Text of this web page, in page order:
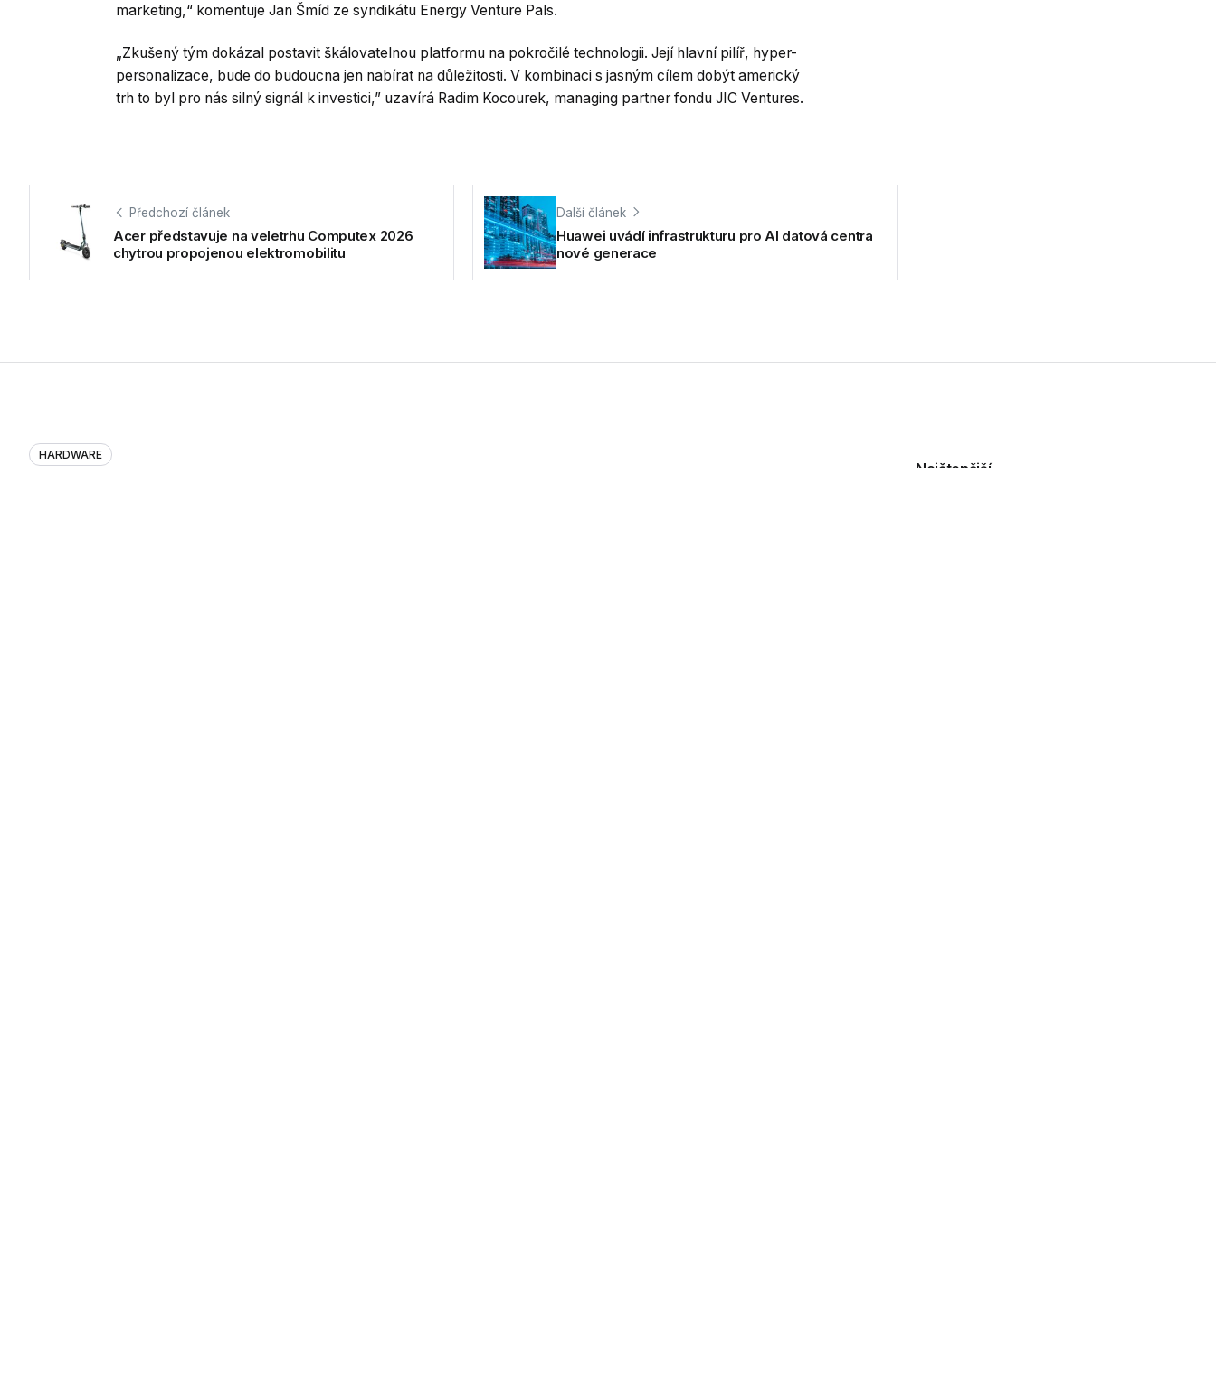
marketing,“ komentuje Jan Šmíd ze syndikátu Energy Venture Pals.
„Zkušený tým dokázal postavit škálovatelnou platformu na pokročilé technologii. Její hlavní pilíř, hyper-
personalizace, bude do budoucna jen nabírat na důležitosti. V kombinaci s jasným cílem dobýt americký
trh to byl pro nás silný signál k investici,” uzavírá Radim Kocourek, managing partner fondu JIC Ventures.
Předchozí článek
Acer představuje na veletrhu Computex 2026
chytrou propojenou elektromobilitu
Další článek
Huawei uvádí infrastrukturu pro AI datová centra
nové generace
HARDWARE
Nejčtenější